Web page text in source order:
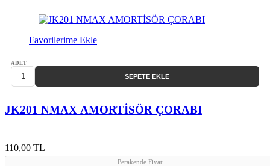
Favorilerime Ekle
ADET
SEPETE EKLE
JK201 NMAX AMORTİSÖR ÇORABI
110,00 TL
Perakende Fiyatı